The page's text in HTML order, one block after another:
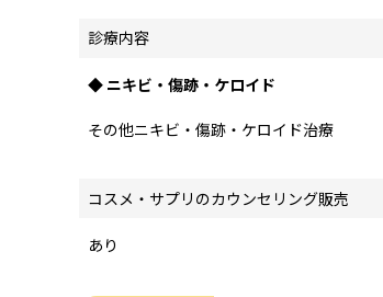
診療内容
◆ ニキビ・傷跡・ケロイド
その他ニキビ・傷跡・ケロイド治療
コスメ・サプリのカウンセリング販売
あり